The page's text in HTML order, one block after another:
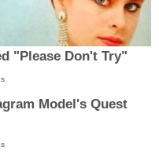
"Please Don't Try"
Model's Quest